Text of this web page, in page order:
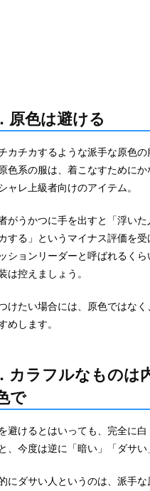
原色は避ける
カチカするような派手な原色
色系の服は、着こなすために
ャレ上級者向けのアイテム。
がうかつに手を出すと「浮い
する」というマイナス評価を受
ションリーダーと呼ばれるく
は控えましょう。
けたい場合には、原色ではな
めします。
カラフルなものは
で
避けるとはいっても、完全に
、今度は逆に「暗い」「ダサい
にダサい人というのは、派手